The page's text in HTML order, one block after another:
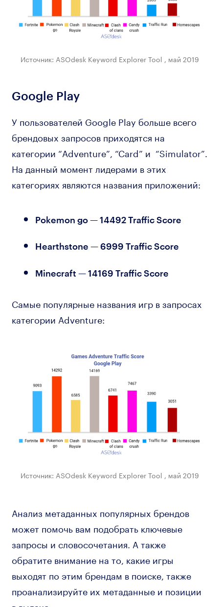
Источник: ASOdesk Keyword Explorer Tool , май 2019
Google Play
У пользователей Google Play больше всего
брендовых запросов приходятся на
категории “Adventure”, “Card” и “Simulator”.
На данный момент лидерами в этих
категориях являются названия приложений:
Pokemon go — 14492 Traffic Score
Hearthstone — 6999 Traffic Score
Minecraft — 14169 Traffic Score
Самые популярные названия игр в запросах
категории Adventure:
Источник: ASOdesk Keyword Explorer Tool , май 2019
Анализ метаданных популярных брендов
может помочь вам подобрать ключевые
запросы и словосочетания. А также
обратите внимание на то, какие игры
выходят по этим брендам в поиске, также
проанализируйте их метаданные и позиции